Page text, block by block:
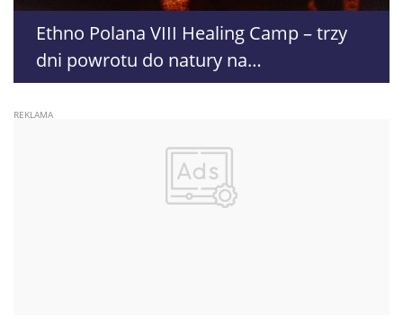
Ethno Polana VIII Healing Camp – trzy
dni powrotu do natury na
Lubelszczyźnie